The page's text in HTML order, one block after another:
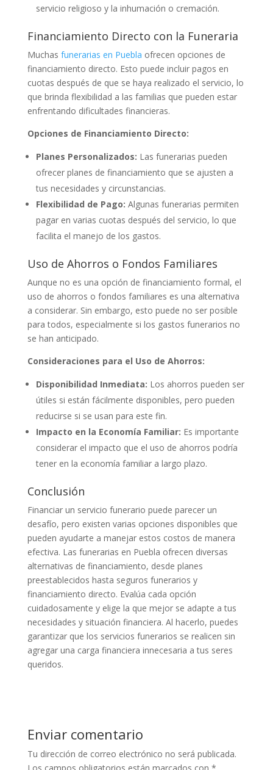
servicio religioso y la inhumación o cremación.
Financiamiento Directo con la Funeraria
Muchas funerarias en Puebla ofrecen opciones de
financiamiento directo. Esto puede incluir pagos en
cuotas después de que se haya realizado el servicio, lo
que brinda flexibilidad a las familias que pueden estar
enfrentando dificultades financieras.
Opciones de Financiamiento Directo:
Planes Personalizados: Las funerarias pueden
ofrecer planes de financiamiento que se ajusten a
tus necesidades y circunstancias.
Flexibilidad de Pago: Algunas funerarias permiten
pagar en varias cuotas después del servicio, lo que
facilita el manejo de los gastos.
Uso de Ahorros o Fondos Familiares
Aunque no es una opción de financiamiento formal, el
uso de ahorros o fondos familiares es una alternativa
a considerar. Sin embargo, esto puede no ser posible
para todos, especialmente si los gastos funerarios no
se han anticipado.
Consideraciones para el Uso de Ahorros:
Disponibilidad Inmediata: Los ahorros pueden ser
útiles si están fácilmente disponibles, pero pueden
reducirse si se usan para este fin.
Impacto en la Economía Familiar: Es importante
considerar el impacto que el uso de ahorros podría
tener en la economía familiar a largo plazo.
Conclusión
Financiar un servicio funerario puede parecer un
desafío, pero existen varias opciones disponibles que
pueden ayudarte a manejar estos costos de manera
efectiva. Las funerarias en Puebla ofrecen diversas
alternativas de financiamiento, desde planes
preestablecidos hasta seguros funerarios y
financiamiento directo. Evalúa cada opción
cuidadosamente y elige la que mejor se adapte a tus
necesidades y situación financiera. Al hacerlo, puedes
garantizar que los servicios funerarios se realicen sin
agregar una carga financiera innecesaria a tus seres
queridos.
Enviar comentario
Tu dirección de correo electrónico no será publicada.